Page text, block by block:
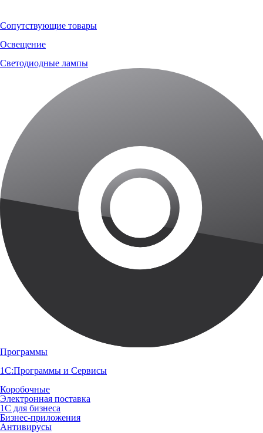
Сопутствующие товары
Освещение
Светодиодные лампы
Программы
1С:Программы и Сервисы
Коробочные
Электронная поставка
1С для бизнеса
Бизнес-приложения
Антивирусы